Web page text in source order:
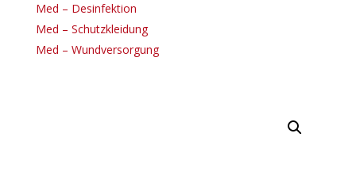
Med – Desinfektion
Med – Schutzkleidung
Med – Wundversorgung